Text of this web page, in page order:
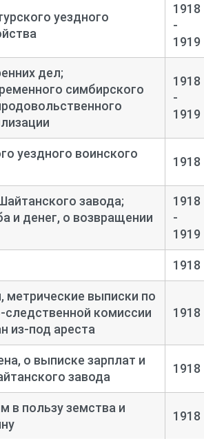
уездного
1918
-
1919
дел;
симбирского
1918
-
1919
уездного воинского
1918
завода;
и денег, о возвращении
1918
-
1919
1918
метрические выписки по
следственной комиссии
из-под ареста
1918
о выписке зарплат и
завода
1918
в пользу земства и
1918